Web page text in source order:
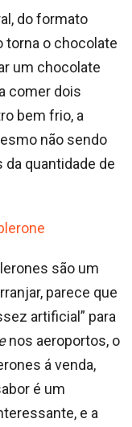
do formato
torna o chocolate
um chocolate
comer dois
bem frio, a
não sendo
quantidade de
são um
parece que
artificial” para
nos aeroportos, o
á venda,
é um
e a